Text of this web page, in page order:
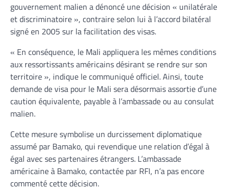
gouvernement malien a dénoncé une décision « unilatérale
et discriminatoire », contraire selon lui à l’accord bilatéral
signé en 2005 sur la facilitation des visas.
« En conséquence, le Mali appliquera les mêmes conditions
aux ressortissants américains désirant se rendre sur son
territoire », indique le communiqué officiel. Ainsi, toute
demande de visa pour le Mali sera désormais assortie d’une
caution équivalente, payable à l’ambassade ou au consulat
malien.
Cette mesure symbolise un durcissement diplomatique
assumé par Bamako, qui revendique une relation d’égal à
égal avec ses partenaires étrangers. L’ambassade
américaine à Bamako, contactée par RFI, n’a pas encore
commenté cette décision.